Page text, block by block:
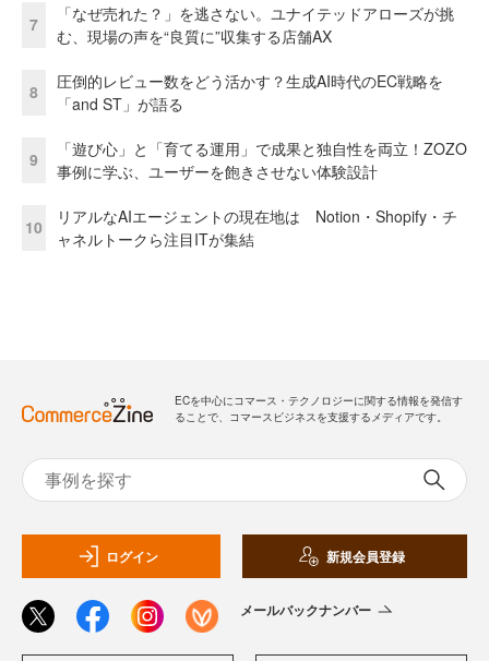
7
「なぜ売れた？」を逃さない。ユナイテッドアローズが挑
む、現場の声を“良質に”収集する店舗AX
8
圧倒的レビュー数をどう活かす？生成AI時代のEC戦略を
「and ST」が語る
9
「遊び心」と「育てる運用」で成果と独自性を両立！ZOZO
事例に学ぶ、ユーザーを飽きさせない体験設計
10
リアルなAIエージェントの現在地は Notion・Shopify・チ
ャネルトークら注目ITが集結
ECを中心にコマース・テクノロジーに関する情報を発信す
ることで、コマースビジネスを支援するメディアです。
ログイン 新規会員登録
メールバックナンバー